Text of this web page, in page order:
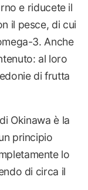
e riducete il
il pesce, di cui
3. Anche
al loro
di frutta
Okinawa è la
principio
lo
di circa il